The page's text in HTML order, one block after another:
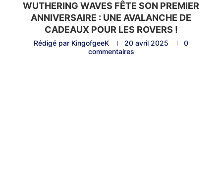
WUTHERING WAVES FÊTE SON PREMIER
ANNIVERSAIRE : UNE AVALANCHE DE
CADEAUX POUR LES ROVERS !
Rédigé par KingofgeeK 20 avril 2025
0
commentaires